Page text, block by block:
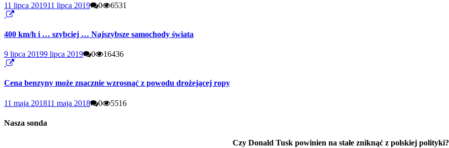
11 lipca 201911 lipca 2019 0 6531
400 km/h i … szybciej … Najszybsze samochody świata
9 lipca 20199 lipca 2019 0 16436
Cena benzyny może znacznie wzrosnąć z powodu drożejącej ropy
11 maja 201811 maja 2018 0 5516
Nasza sonda
Czy Donald Tusk powinien na stałe zniknąć z polskiej polityki?